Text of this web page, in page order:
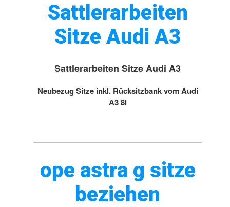
Sattlerarbeiten
Sitze Audi A3
Sattlerarbeiten Sitze Audi A3
Neubezug Sitze inkl. Rücksitzbank vom Audi
A3 8l
ope astra g sitze
beziehen